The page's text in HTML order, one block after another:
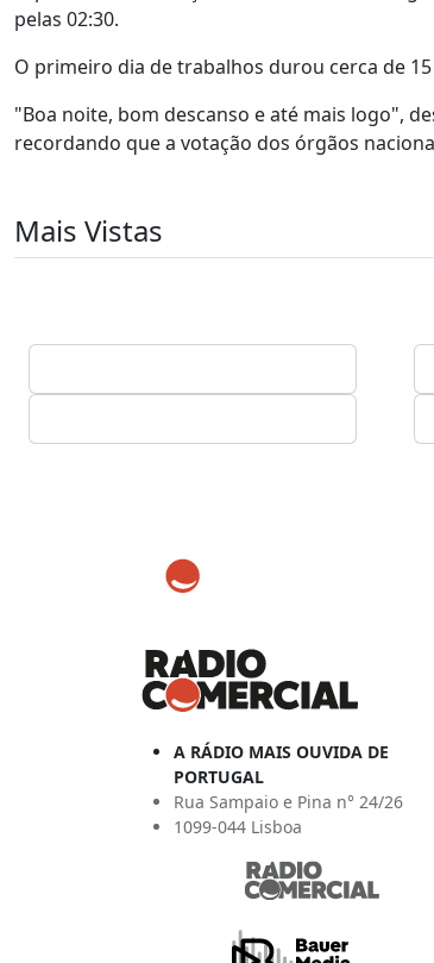
pelas 02:30.
O primeiro dia de trabalhos durou cerca de
"Boa noite, bom descanso e até mais logo",
recordando que a votação dos órgãos
Mais Vistas
A RÁDIO MAIS OUVIDA DE
PORTUGAL
Rua Sampaio e Pina n° 24/26
1099-044 Lisboa